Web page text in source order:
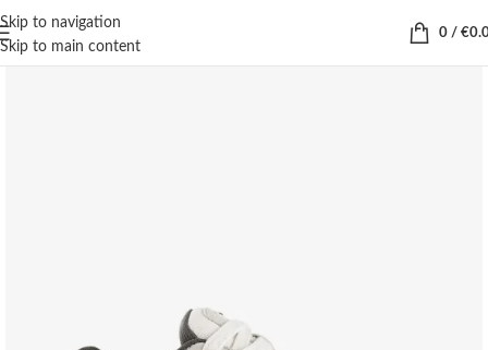
Skip to navigation
Skip to main content
0 / €